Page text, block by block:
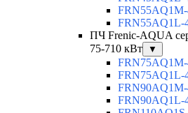
FRN55AQ1L-
ПЧ Frenic-AQUA
75-710 кВт
▼
FRN75AQ1L-
FRN90AQ1L-